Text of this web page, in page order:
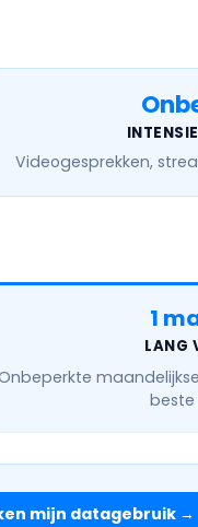
Videogesprekken,
1
LANG
maandelijkse
mijn datagebruik →